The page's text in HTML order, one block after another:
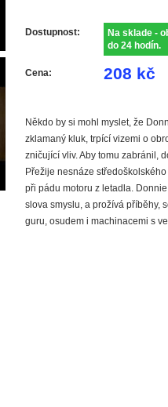
Dostupnost:
Na sklade -
do 24 hodín.
Cena: 208 kč
Někdo by si mohl myslet, že
zklamaný kluk, trpící vizemi o
zničující vliv. Aby tomu zabránil,
Přežije nesnáze
při pádu motoru z letadla.
slova smyslu, a prožívá příběhy,
guru, osudem i machinacemi s